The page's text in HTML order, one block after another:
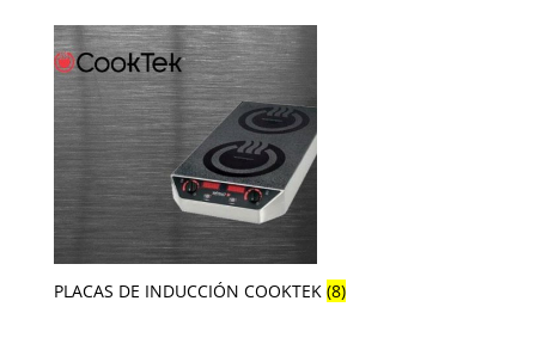
PLACAS DE INDUCCIÓN COOKTEK (8)